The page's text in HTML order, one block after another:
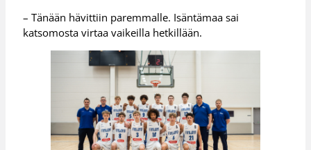
– Tänään hävittiin paremmalle. Isäntämaa sai
katsomosta virtaa vaikeilla hetkillään.